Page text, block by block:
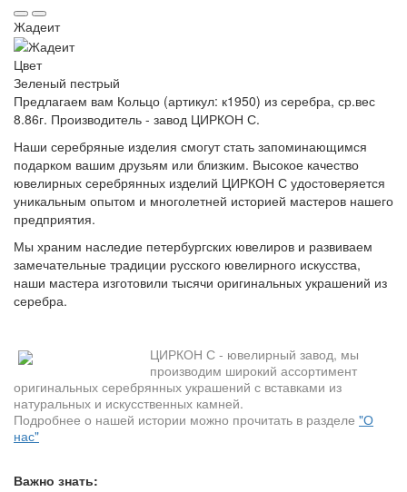
Жадеит
Цвет
Зеленый пестрый
Предлагаем вам Кольцо (артикул: к1950) из серебра, ср.вес
8.86г. Производитель - завод ЦИРКОН С.
Наши серебряные изделия смогут стать запоминающимся
подарком вашим друзьям или близким. Высокое качество
ювелирных серебрянных изделий ЦИРКОН С удостоверяется
уникальным опытом и многолетней историей мастеров нашего
предприятия.
Мы храним наследие петербургских ювелиров и развиваем
замечательные традиции русского ювелирного искусства,
наши мастера изготовили тысячи оригинальных украшений из
серебра.
ЦИРКОН С - ювелирный завод, мы
производим широкий ассортимент
оригинальных серебрянных украшений с вставками из
натуральных и искусственных камней.
Подробнее о нашей истории можно прочитать в разделе "О
нас"
Важно знать: